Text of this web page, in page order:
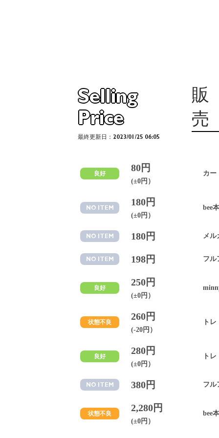
Selling
Price
販
売
最終更新日：2023/01/25 06:05
良好
80円
(±0円）
カー
NO ITEM
180円
(±0円）
bee
NO ITEM 180円 メ
NO ITEM 198円 フル
良好
250円
(±0円）
状態不良
260円
(-20円）
ト
良好
280円
(±0円）
ト
NO ITEM 380円 フル
状態不良
2,280円
(±0円）
bee